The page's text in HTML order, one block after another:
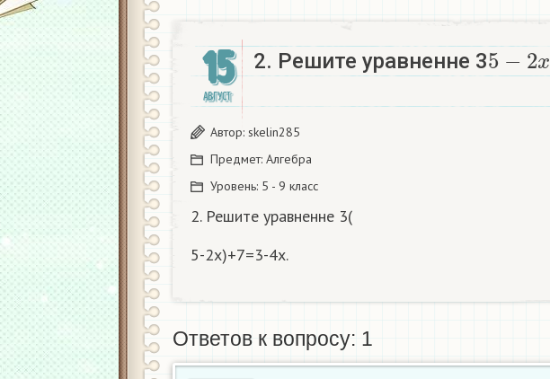
15
АВГУСТ
2. Решите уравненне 35−2x
Автор: skelin285
Предмет: Алгебра
Уровень: 5 - 9 класс
2. Решите уравненне 3(
5-2x)+7=3-4х.
Ответов к вопросу: 1